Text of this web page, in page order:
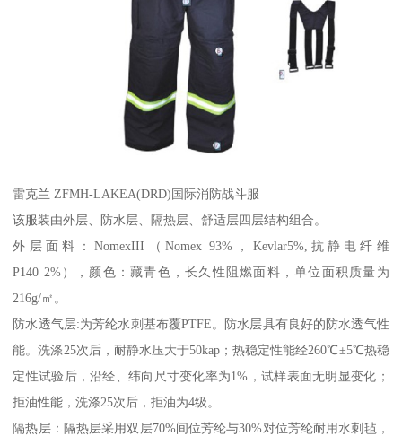
雷克兰 ZFMH-LAKEA(DRD)国际消防战斗服
该服装由外层、防水层、隔热层、舒适层四层结构组合。
外层面料：NomexIII（Nomex 93%，Kevlar5%,抗静电纤维
P140 2%），颜色：藏青色，长久性阻燃面料，单位面积质量为
216g/㎡。
防水透气层:为芳纶水刺基布覆PTFE。防水层具有良好的防水透气性
能。洗涤25次后，耐静水压大于50kap；热稳定性能经260℃±5℃热稳
定性试验后，沿经、纬向尺寸变化率为1%，试样表面无明显变化；
拒油性能，洗涤25次后，拒油为4级。
隔热层：隔热层采用双层70%间位芳纶与30%对位芳纶耐用水刺毡，